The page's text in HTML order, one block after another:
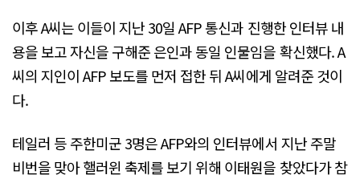
이후 A씨는 이들이 지난 30일 AFP 통신과 진행한 인터뷰 내
용을 보고 자신을 구해준 은인과 동일 인물임을 확신했다. A
씨의 지인이 AFP 보도를 먼저 접한 뒤 A씨에게 알려준 것이
다.
테일러 등 주한미군 3명은 AFP와의 인터뷰에서 지난 주말
비번을 맞아 핼러윈 축제를 보기 위해 이태원을 찾았다가 참